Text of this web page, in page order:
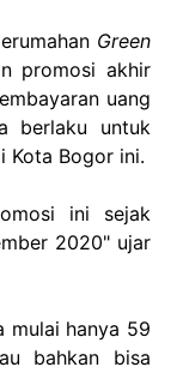
Green
promosi akhir
uang
berlaku untuk
Kota Bogor ini.
ini sejak
2020" ujar
mulai hanya 59
bahkan bisa